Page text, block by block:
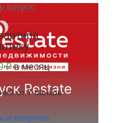
вопрос
₽в месяц
от 7 банков
и получить